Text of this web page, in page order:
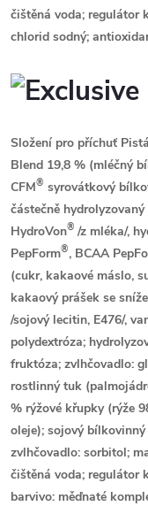
čištěná voda; regulátor
chlorid sodný;
Složení pro příchuť
Blend 19,8 % (mléčný
CFM® syrovátkový
částečně hydrolyzovaný
HydroVon® /z mléka/,
PepForm®, BCAA
(cukr, kakaové máslo,
kakaový prášek se
/sojový lecitin, E476/,
polydextróza;
fruktóza; zvlhčovadlo:
rostlinný tuk
% rýžové křupky (rýže
oleje); sojovýbílkovinný
zvlhčovadlo: sorbitol;
čištěná voda; regulátor
barvivo: měďnaté